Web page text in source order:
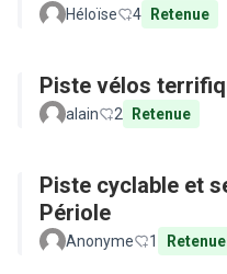
Héloïse 4 Retenue
Piste vélos
alain 2 Retenue
Piste cyclable et
Périole
Anonyme 1 Retenue